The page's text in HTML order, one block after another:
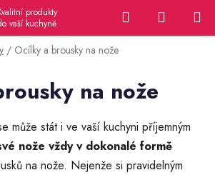
Hledat
KOŠÍK
/ Ocílky a brousky na nože
na nože
může stát i ve vaší kuchyni příjemným
nože vždy v dokonalé formě
na nože. Nejenže si pravidelným